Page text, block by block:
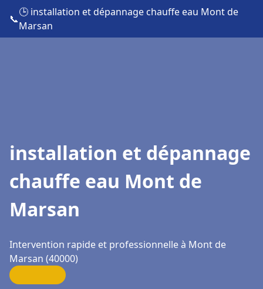
📞
🕒 installation et dépannage chauffe eau Mont de
Marsan
installation et dépannage
chauffe eau Mont de
Marsan
Intervention rapide et professionnelle à Mont de
Marsan (40000)